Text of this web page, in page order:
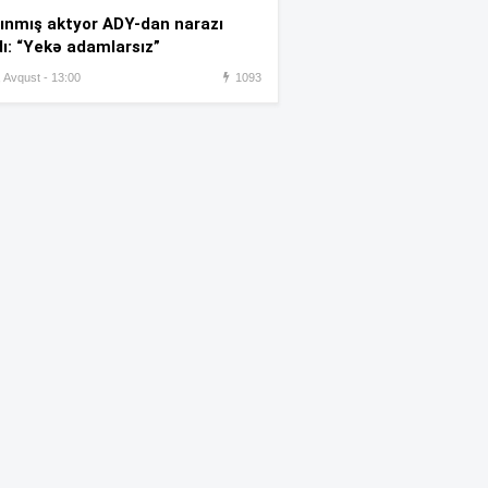
almağa çalışdı – 5 illik həbs
edildi
aktyor ADY-dan narazı
“Yekə adamlarsız”
Avqust - 13:00 1093